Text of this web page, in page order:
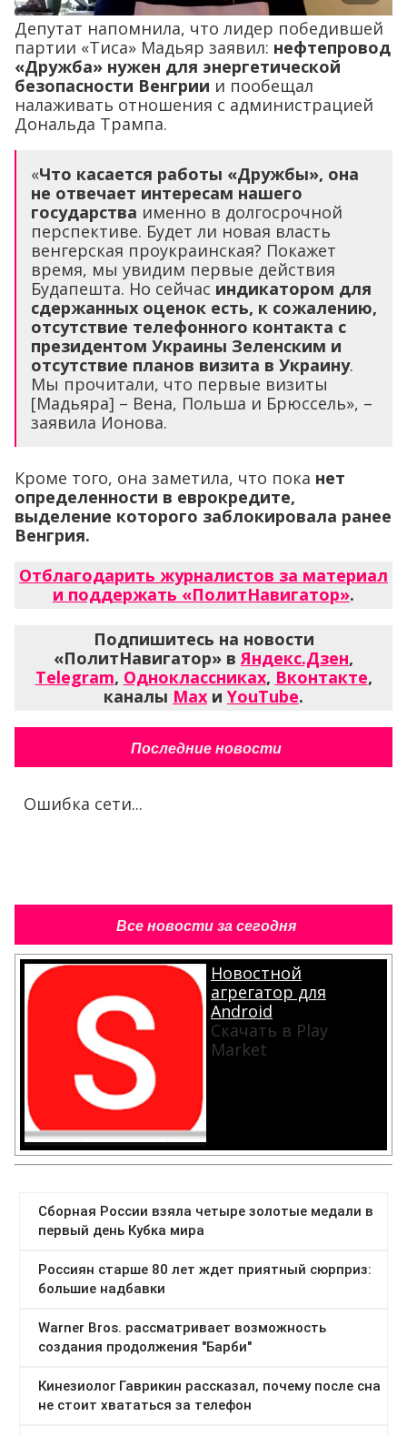
Депутат напомнила, что лидер победившей
партии «Тиса» Мадьяр заявил: нефтепровод
«Дружба» нужен для энергетической
безопасности Венгрии и пообещал
налаживать отношения с администрацией
Дональда Трампа.
«Что касается работы «Дружбы», она
не отвечает интересам нашего
государства именно в долгосрочной
перспективе. Будет ли новая власть
венгерская проукраинская? Покажет
время, мы увидим первые действия
Будапешта. Но сейчас индикатором для
сдержанных оценок есть, к сожалению,
отсутствие телефонного контакта с
президентом Украины Зеленским и
отсутствие планов визита в Украину.
Мы прочитали, что первые визиты
[Мадьяра] – Вена, Польша и Брюссель», –
заявила Ионова.
Кроме того, она заметила, что пока нет
определенности в еврокредите,
выделение которого заблокировала ранее
Венгрия.
Отблагодарить журналистов за материал
и поддержать «ПолитНавигатор».
Подпишитесь на новости
«ПолитНавигатор» вЯндекс.Дзен,
Telegram, Одноклассниках, Вконтакте,
каналы Max и YouTube.
Последние новости
Ошибка сети...
Все новости за сегодня
Новостной
агрегатор для
Android
Скачать в Play
Market